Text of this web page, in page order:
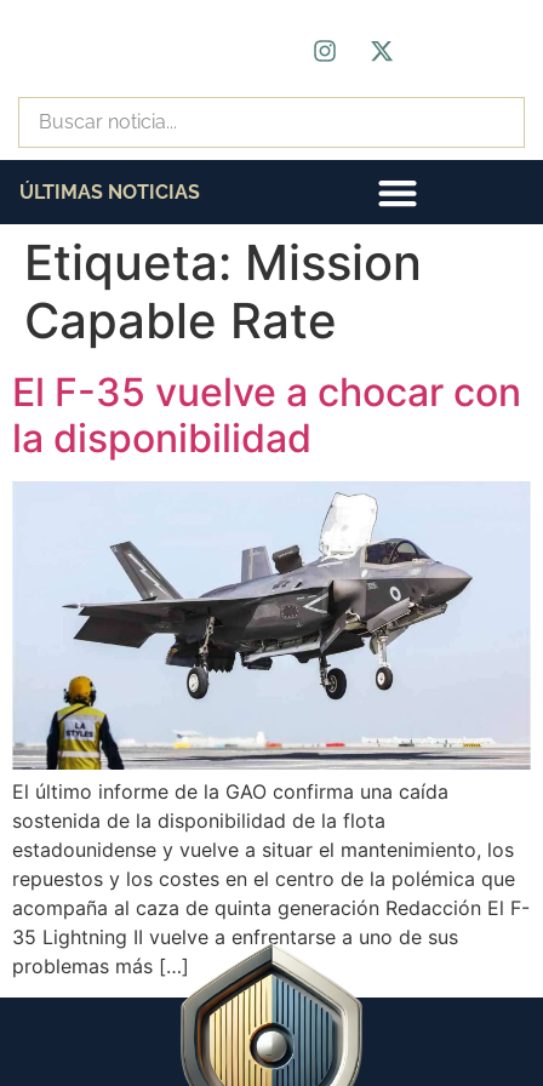
ÚLTIMAS NOTICIAS
Etiqueta: Mission
Capable Rate
El F-35 vuelve a chocar con
la disponibilidad
El último informe de la GAO confirma una caída
sostenida de la disponibilidad de la flota
estadounidense y vuelve a situar el mantenimiento, los
repuestos y los costes en el centro de la polémica que
acompaña al caza de quinta generación Redacción El F-
35 Lightning II vuelve a enfrentarse a uno de sus
problemas más […]